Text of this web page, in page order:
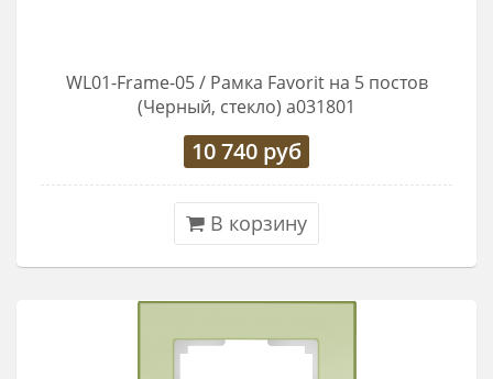
WL01-Frame-05 / Рамка Favorit на 5 постов
(Черный, стекло) a031801
10 740 руб
В корзину